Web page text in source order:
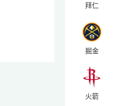
拜仁
掘金
火箭